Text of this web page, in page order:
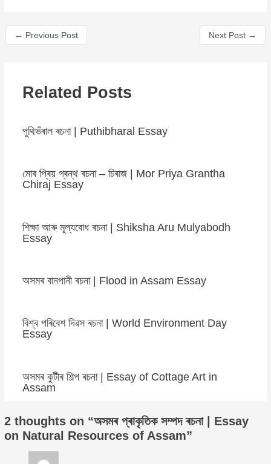
← Previous Post Next Post →
Related Posts
পুথিভঁৰাল ৰচনা | Puthibharal Essay
মোৰ প্ৰিয় গ্ৰন্থ ৰচনা – চিৰাজ | Mor Priya Grantha
Chiraj Essay
শিক্ষা আৰু মূল্যবোধ ৰচনা | Shiksha Aru Mulyabodh
Essay
অসমৰ বানপানী ৰচনা | Flood in Assam Essay
বিশ্ব পৰিবেশ দিৱস ৰচনা | World Environment Day
Essay
অসমৰ কুটীৰ শিল্প ৰচনা | Essay of Cottage Art in
Assam
2 thoughts on “অসমৰ প্ৰাকৃতিক সম্পদ ৰচনা | Essay
on Natural Resources of Assam”